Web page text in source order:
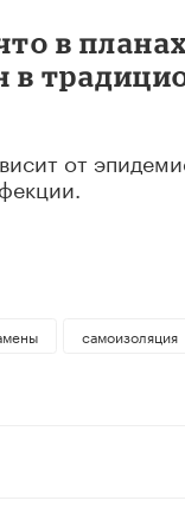
в
в
от
самоизоляция